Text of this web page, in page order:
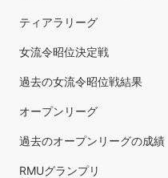
ティアラリーグ
女流令昭位決定戦
過去の女流令昭位戦結果
オープンリーグ
過去のオープンリーグの成績
RMUグランプリ